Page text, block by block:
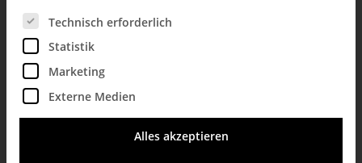
und erreicht das Management. Das waren die
Kernbotschaften unseres sechsten Executive-Forums
in Berlin.
Es folgt eine Liste der Service-Gruppen, für die eine
Technisch erforderlich
Statistik
Marketing
Externe Medien
Alles akzeptieren